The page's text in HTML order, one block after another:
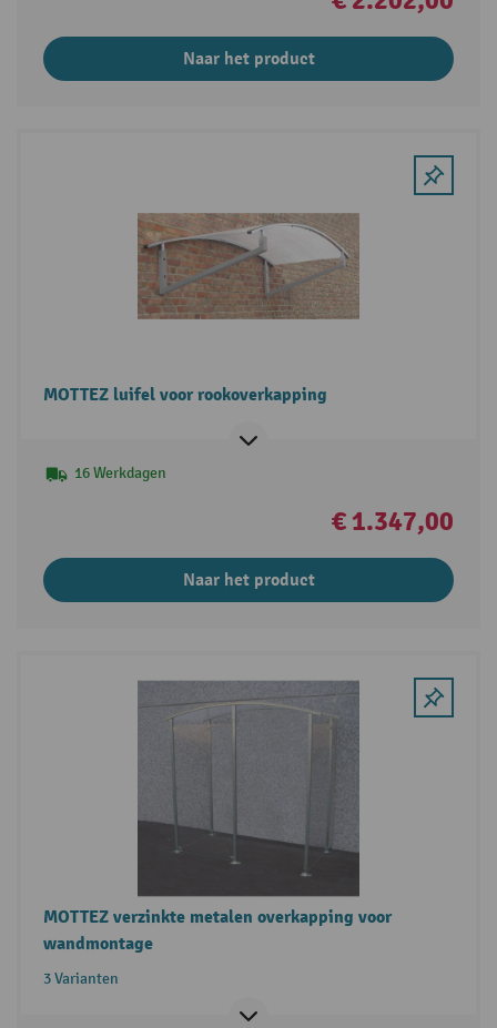
Naar het product
MOTTEZ luifel voor rookoverkapping
16 Werkdagen
€ 1.347,00
Naar het product
MOTTEZ verzinkte metalen overkapping voor
wandmontage
3 Varianten